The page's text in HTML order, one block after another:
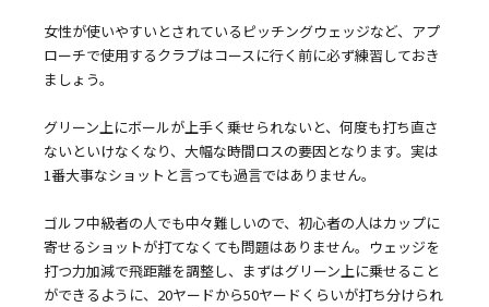
女性が使いやすいとされているピッチングウェッジなど、アプ
ローチで使用するクラブはコースに行く前に必ず練習しておき
ましょう。
グリーン上にボールが上手く乗せられないと、何度も打ち直さ
ないといけなくなり、大幅な時間ロスの要因となります。実は
1番大事なショットと言っても過言ではありません。
ゴルフ中級者の人でも中々難しいので、初心者の人はカップに
寄せるショットが打てなくても問題はありません。ウェッジを
打つ力加減で飛距離を調整し、まずはグリーン上に乗せること
ができるように、20ヤードから50ヤードくらいが打ち分けられ